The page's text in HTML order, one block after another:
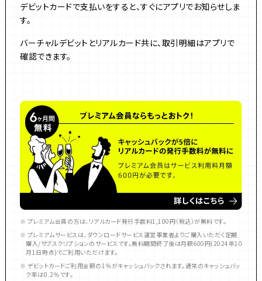
デビットカードで支払いをすると、すぐにアプリでお知らせしま
す。
バーチャルデビットとリアルカード共に、取引明細はアプリで
確認できます。
※ プレミアム会員の方は、リアルカード発行手数料1,100円（税込）が無料です。
※ プレミアムサービスは、ダウンロードサービス運営事業者よりご購入いただく定期
購入/サブスクリプションのサービスです。無料期間終了後は月額600円(2024年10
月1日時点)​でご利用いただけます。
※ デビットカードご利用金額の1％がキャッシュバックされます。通常のキャッシュバッ
ク率は0.2％です。